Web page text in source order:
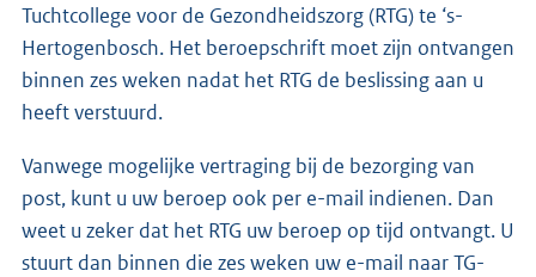
Tuchtcollege voor de Gezondheidszorg (RTG) te ‘s-
Hertogenbosch. Het beroepschrift moet zijn ontvangen
binnen zes weken nadat het RTG de beslissing aan u
heeft verstuurd.
Vanwege mogelijke vertraging bij de bezorging van
post, kunt u uw beroep ook per e-mail indienen. Dan
weet u zeker dat het RTG uw beroep op tijd ontvangt. U
stuurt dan binnen die zes weken uw e-mail naar TG-